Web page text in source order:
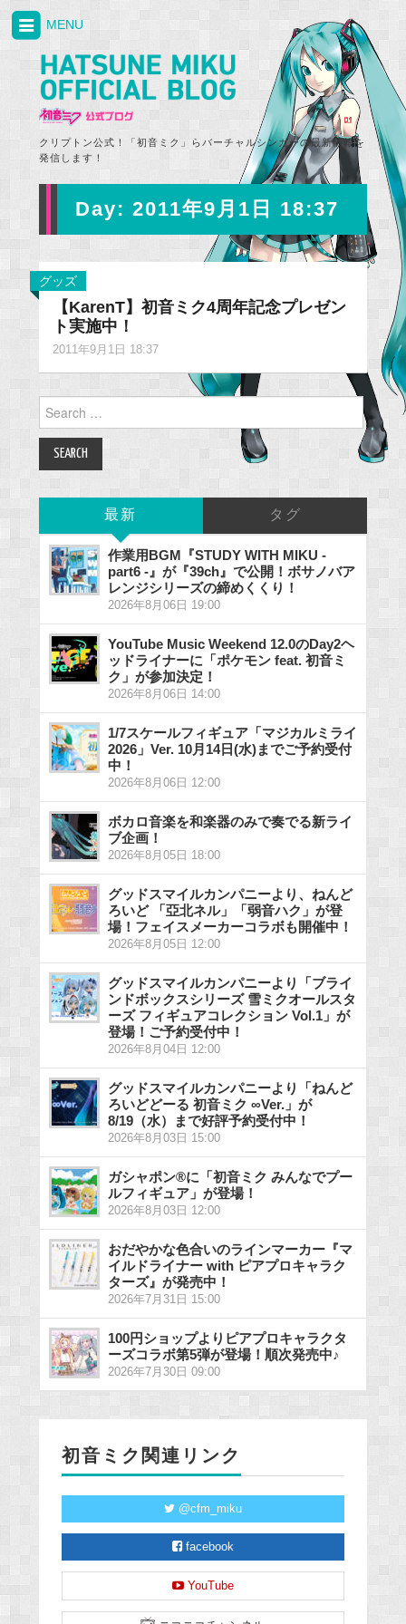
クリプトン公式！「初音ミク」らバーチャルシンガーの最新情報を
発信します！
MENU
Day: 2011年9月1日 18:37
グッズ
【KarenT】初音ミク4周年記念プレゼン
ト実施中！
2011年9月1日 18:37
Search
for:
最新 タグ
作業用BGM『STUDY WITH MIKU -
part6 -』が『39ch』で公開！ボサノバア
レンジシリーズの締めくくり！
2026年8月06日 19:00
YouTube Music Weekend 12.0のDay2ヘ
ッドライナーに「ポケモン feat. 初音ミ
ク」が参加決定！
2026年8月06日 14:00
1/7スケールフィギュア「マジカルミライ
2026」Ver. 10月14日(水)までご予約受付
中！
2026年8月06日 12:00
ボカロ音楽を和楽器のみで奏でる新ライ
ブ企画！
2026年8月05日 18:00
グッドスマイルカンパニーより、ねんど
ろいど 「亞北ネル」「弱音ハク」が登
場！フェイスメーカーコラボも開催中！
2026年8月05日 12:00
グッドスマイルカンパニーより「ブライ
ンドボックスシリーズ 雪ミクオールスタ
ーズ フィギュアコレクション Vol.1」が
登場！ご予約受付中！
2026年8月04日 12:00
グッドスマイルカンパニーより「ねんど
ろいどどーる 初音ミク ∞Ver.」が
8/19（水）まで好評予約受付中！
2026年8月03日 15:00
ガシャポン®に「初音ミク みんなでプー
ルフィギュア」が登場！
2026年8月03日 12:00
おだやかな色合いのラインマーカー『マ
イルドライナー with ピアプロキャラク
ターズ』が発売中！
2026年7月31日 15:00
100円ショップよりピアプロキャラクタ
ーズコラボ第5弾が登場！順次発売中♪
2026年7月30日 09:00
初音ミク関連リンク
@cfm_miku
facebook
YouTube